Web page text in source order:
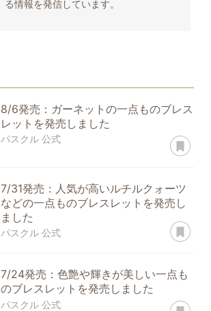
る情報を発信しています。
8/6発売：ガーネットの一点ものブレス
レットを発売しました
パスクル 公式
7/31発売：人気が高いルチルクォーツ
などの一点ものブレスレットを発売し
ました
パスクル 公式
7/24発売：色艶や輝きが美しい一点も
のブレスレットを発売しました
パスクル 公式